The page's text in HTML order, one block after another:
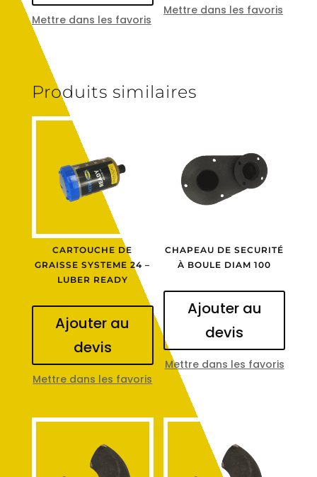
Mettre dans les favoris
Mettre dans les favoris
Produits similaires
CARTOUCHE DE
GRAISSE SYSTEME 24 –
LUBER READY
Ajouter au
devis
Mettre dans les favoris
CHAPEAU DE SECURITÉ
À BOULE DIAM 100
Ajouter au
devis
Mettre dans les favoris